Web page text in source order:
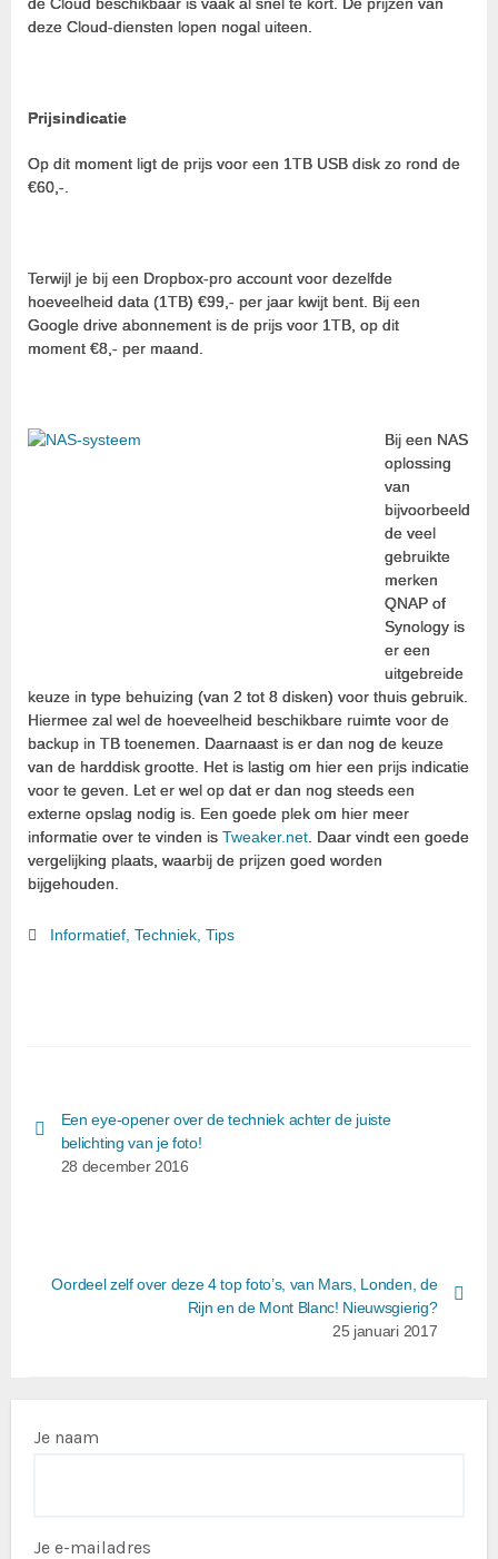
deze Cloud-diensten lopen nogal uiteen.
Prijsindicatie
Op dit moment ligt de prijs voor een 1TB USB disk zo rond de
€60,-.
Terwijl je bij een Dropbox-pro account voor dezelfde
hoeveelheid data (1TB) €99,- per jaar kwijt bent. Bij een
Google drive abonnement is de prijs voor 1TB, op dit
moment €8,- per maand.
Bij een NAS
oplossing
van
bijvoorbeeld
de veel
gebruikte
merken
QNAP of
Synology is
er een
uitgebreide
keuze in type behuizing (van 2 tot 8 disken) voor thuis gebruik.
Hiermee zal wel de hoeveelheid beschikbare ruimte voor de
backup in TB toenemen. Daarnaast is er dan nog de keuze
van de harddisk grootte. Het is lastig om hier een prijs indicatie
voor te geven. Let er wel op dat er dan nog steeds een
externe opslag nodig is. Een goede plek om hier meer
informatie over te vinden is Tweaker.net. Daar vindt een goede
vergelijking plaats, waarbij de prijzen goed worden
bijgehouden.
Informatief, Techniek, Tips
Een eye-opener over de techniek achter de juiste
belichting van je foto!
28 december 2016
Oordeel zelf over deze 4 top foto’s, van Mars, Londen, de
Rijn en de Mont Blanc! Nieuwsgierig?
25 januari 2017
Je naam
Je e-mailadres